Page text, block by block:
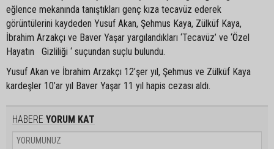
eğlence mekanında tanıştıkları genç kıza tecavüz ederek
görüntülerini kaydeden Yusuf Akan, Şehmus Kaya, Zülküf Kaya,
İbrahim Arzakçı ve Baver Yaşar yargılandıkları ‘Tecavüz’ ve ‘Özel
Hayatın Gizliliği ‘ suçundan suçlu bulundu.
Yusuf Akan ve İbrahim Arzakçı 12’şer yıl, Şehmus ve Zülküf Kaya
kardeşler 10’ar yıl Baver Yaşar 11 yıl hapis cezası aldı.
HABERE YORUM KAT